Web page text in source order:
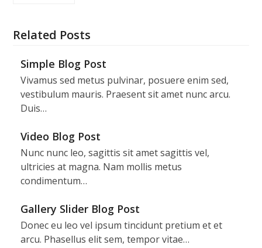
Related Posts
Simple Blog Post
Vivamus sed metus pulvinar, posuere enim sed,
vestibulum mauris. Praesent sit amet nunc arcu.
Duis…
Video Blog Post
Nunc nunc leo, sagittis sit amet sagittis vel,
ultricies at magna. Nam mollis metus
condimentum…
Gallery Slider Blog Post
Donec eu leo vel ipsum tincidunt pretium et et
arcu. Phasellus elit sem, tempor vitae…